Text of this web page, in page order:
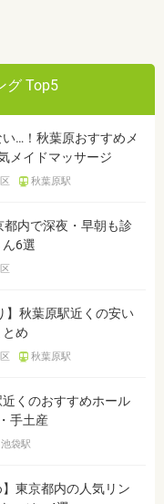
グ Top5
…！秋葉原おすすめメ
メイドマッサージ
秋葉原駅
都内で深夜・早朝も診
6選
】秋葉原駅近くの安い
め
秋葉原駅
近くのおすすめホール
手土産
池袋駅
】東京都内の人気リン